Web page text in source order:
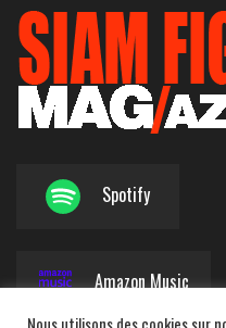
Spotify
Amazon Music